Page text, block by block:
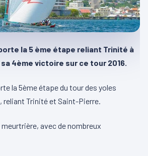
la 5 ème étape reliant Trinité à
4ème victoire sur ce tour 2016.
la 5ème étape du tour des yoles
reliant Trinité et Saint-Pierre.
meurtrière, avec de nombreux